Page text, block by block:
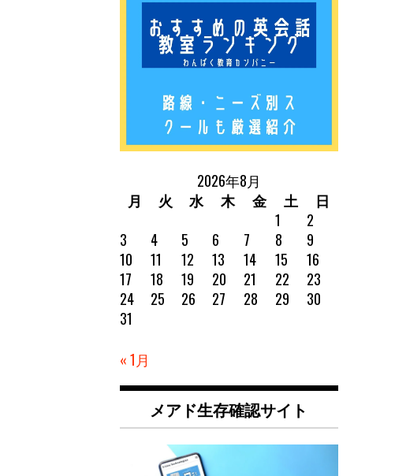
2026年8月
月
火 水 木 金 土
日
1
2
3
4 5 6 7 8
9
10
11 12 13 14 15
16
17
18 19 20 21 22
23
24
25 26 27 28 29
30
31
« 1月
メアド生存確認サイト